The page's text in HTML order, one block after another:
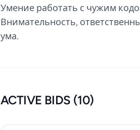
Умение работать с чужим
Внимательность,
ума.
ACTIVE BIDS (10)